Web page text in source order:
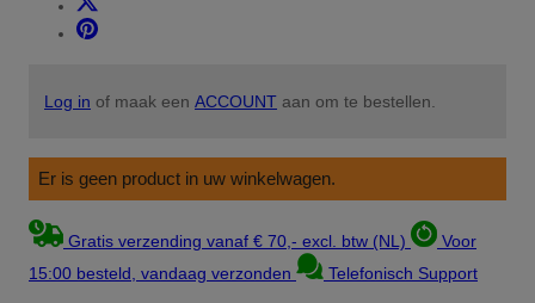
Log in of maak een ACCOUNT aan om te bestellen.
Er is geen product in uw winkelwagen.
Gratis verzending vanaf € 70,- excl. btw (NL)
Voor
15:00 besteld, vandaag verzonden
Telefonisch Support